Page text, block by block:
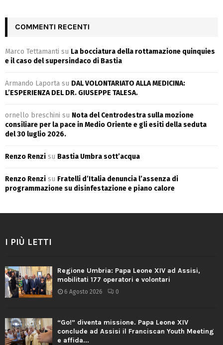
COMMENTI RECENTI
Marco Tettamanti su La bocciatura della rottamazione quinquies
e il caso del supersindaco di Bastia
Armando Laporta su DAL VOLONTARIATO ALLA MEDICINA:
L’ESPERIENZA DEL DR. GIUSEPPE TALESA.
ornello breschini su Nota del Centrodestra sulla mozione
consiliare per la pace in Medio Oriente e gli esiti della seduta
del 30 luglio 2026.
Renzo Renzi su Bastia Umbra sott’acqua
Renzo Renzi su Fratelli d’Italia denuncia l’assenza di
programmazione su disinfestazione e piano calore
I PIÙ LETTI
Regione Umbria: Papa Leone XIV ad Assisi,
mobilitati 177 operatori e volontari
6 Agosto 2026 0
“Go!” diventa missione. Papa Leone XIV
conclude ad Assisi il Franciscan Youth Meeting
e affida...